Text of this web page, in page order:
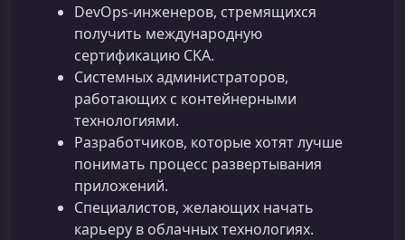
DevOps‑инженеров, стремящихся
получить международную
сертификацию CKA.
Системных администраторов,
работающих с контейнерными
технологиями.
Разработчиков, которые хотят лучше
понимать процесс развертывания
приложений.
Специалистов, желающих начать
карьеру в облачных технологиях.